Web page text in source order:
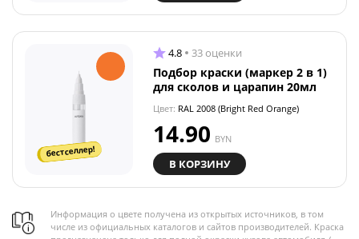
бестселлер!
4.8 33 оценки
Подбор краски (маркер 2 в 1)
для сколов и царапин 20мл
Цвет: RAL 2008 (Bright Red Orange)
14.90 BYN
В КОРЗИНУ
Информация о цвете получена из открытых источников, в том
числе из официальных каталогов и сайтов производителей. Краска